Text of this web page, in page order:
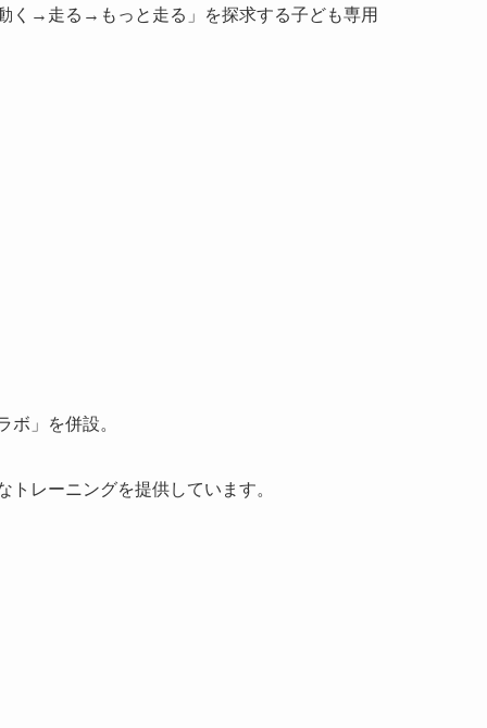
く→走る→もっと走る」を探求する子ども専用
ボ」を併設。
レーニングを提供しています。